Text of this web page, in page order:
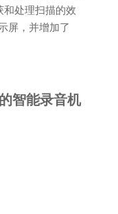
处理扫描的效
屏，并增加了
智能录音机